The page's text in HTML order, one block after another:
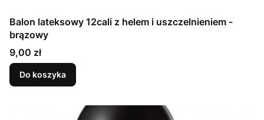
Balon lateksowy 12cali z helem i uszczelnieniem -
brązowy
Cena
9,00 zł
Do koszyka